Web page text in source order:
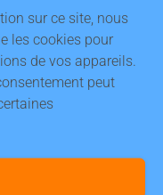
sur ce site, nous
les cookies pour
de vos appareils.
peut